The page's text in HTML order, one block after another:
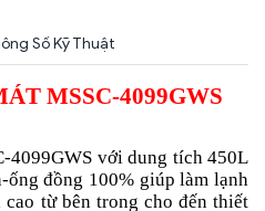
Số Kỹ Thuật
MSSC-4099GWS
4099GWS với dung tích 450L
ống đồng 100% giúp làm lạnh
cao từ bên trong cho đến thiết